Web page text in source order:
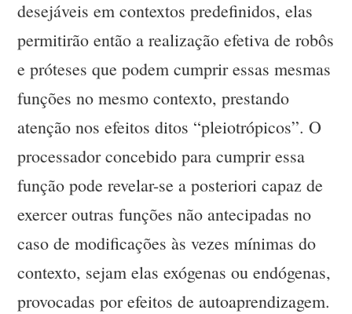
desejáveis em contextos predefinidos, elas
permitirão então a realização efetiva de robôs
e próteses que podem cumprir essas mesmas
funções no mesmo contexto, prestando
atenção nos efeitos ditos “pleiotrópicos”. O
processador concebido para cumprir essa
função pode revelar-se a posteriori capaz de
exercer outras funções não antecipadas no
caso de modificações às vezes mínimas do
contexto, sejam elas exógenas ou endógenas,
provocadas por efeitos de autoaprendizagem.